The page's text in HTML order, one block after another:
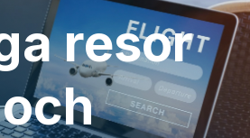
resor
och